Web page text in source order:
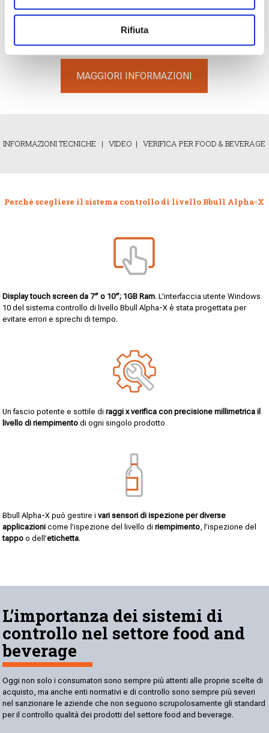
Rifiuta
MAGGIORI INFORMAZIONI
INFORMAZIONI TECNICHE |VIDEO |VERIFICA PER FOOD & BEVERAGE
Perché scegliere il sistema controllo di livello Bbull Alpha-X
Display touch screen da 7″ o 10″; 1GB Ram. L’interfaccia utente Windows
10 del sistema controllo di livello Bbull Alpha-X è stata progettata per
evitare errori e sprechi di tempo.
Un fascio potente e sottile diraggi x verifica con precisione millimetrica il
livello di riempimento di ogni singolo prodotto
Bbull Alpha-X può gestire ivari sensori di ispezione per diverse
applicazioni come l’ispezione del livello diriempimento, l’ispezione del
tappo o dell’etichetta.
L’importanza dei sistemi di
controllo nel settore food and
beverage
Oggi non solo i consumatori sono sempre più attenti alle proprie scelte di
acquisto, ma anche enti normativi e di controllo sono sempre più severi
nel sanzionare le aziende che non seguono scrupolosamente gli standard
per il controllo qualità dei prodotti del settore food and beverage.